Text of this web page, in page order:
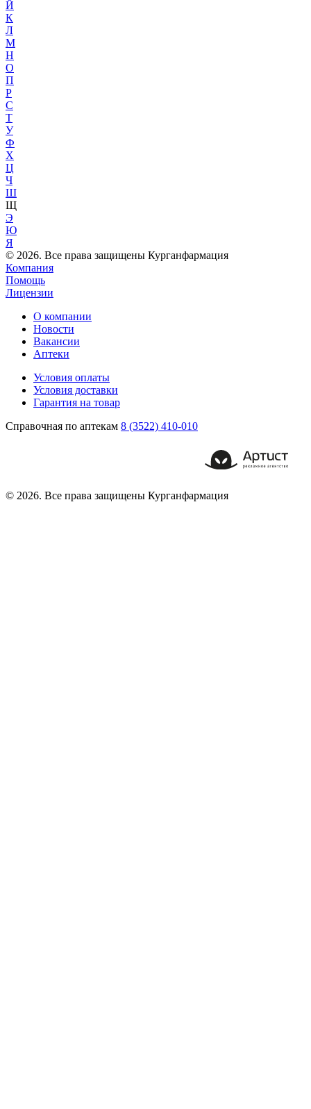
Й
К
Л
М
Н
О
П
Р
С
Т
У
Ф
Х
Ц
Ч
Ш
Щ
Э
Ю
Я
© 2026. Все права защищены Курганфармация
Компания
Помощь
Лицензии
О компании
Новости
Вакансии
Аптеки
Условия оплаты
Условия доставки
Гарантия на товар
Справочная по аптекам 8 (3522) 410-010
© 2026. Все права защищены Курганфармация